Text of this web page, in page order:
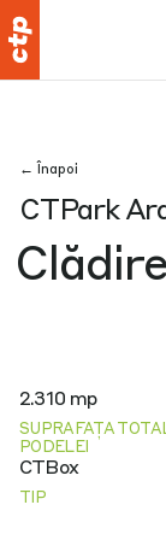
← Înapoi
CTPark
2.310 mp
SUPRAFAȚA
PODELEI
CTBox
TIP